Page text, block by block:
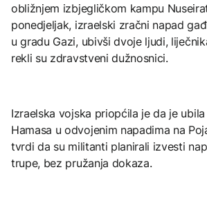
obližnjem izbjegličkom kampu
ponedjeljak, izraelski zračni napad
u gradu Gazi, ubivši dvoje ljudi,
rekli su zdravstveni dužnosnici.
Izraelska vojska priopćila je da je
Hamasa u odvojenim napadima na
tvrdi da su militanti planirali izvesti
trupe, bez pružanja dokaza.